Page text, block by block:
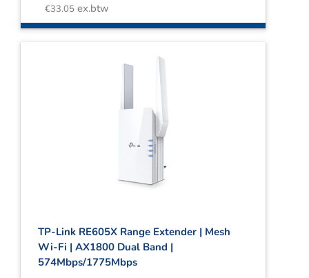
€33.05 ex.btw
TP-Link RE605X Range Extender | Mesh
Wi-Fi | AX1800 Dual Band |
574Mbps/1775Mbps